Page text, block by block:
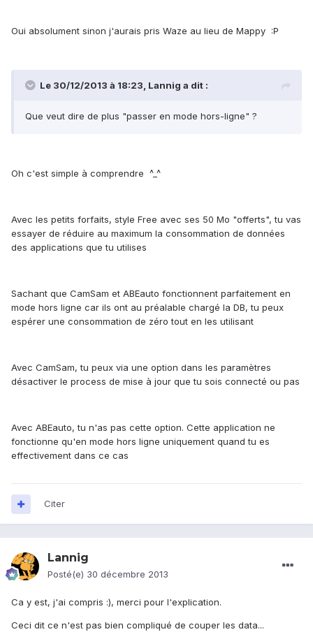
Oui absolument sinon j'aurais pris Waze au lieu de Mappy :P
Le 30/12/2013 à 18:23, Lannig a dit :
Que veut dire de plus "passer en mode hors-ligne" ?
Oh c'est simple à comprendre ^_^
Avec les petits forfaits, style Free avec ses 50 Mo "offerts", tu vas
essayer de réduire au maximum la consommation de données
des applications que tu utilises
Sachant que CamSam et ABEauto fonctionnent parfaitement en
mode hors ligne car ils ont au préalable chargé la DB, tu peux
espérer une consommation de zéro tout en les utilisant
Avec CamSam, tu peux via une option dans les paramètres
désactiver le process de mise à jour que tu sois connecté ou pas
Avec ABEauto, tu n'as pas cette option. Cette application ne
fonctionne qu'en mode hors ligne uniquement quand tu es
effectivement dans ce cas
Citer
Lannig
Posté(e) 30 décembre 2013
Ca y est, j'ai compris :), merci pour l'explication.
Ceci dit ce n'est pas bien compliqué de couper les data...